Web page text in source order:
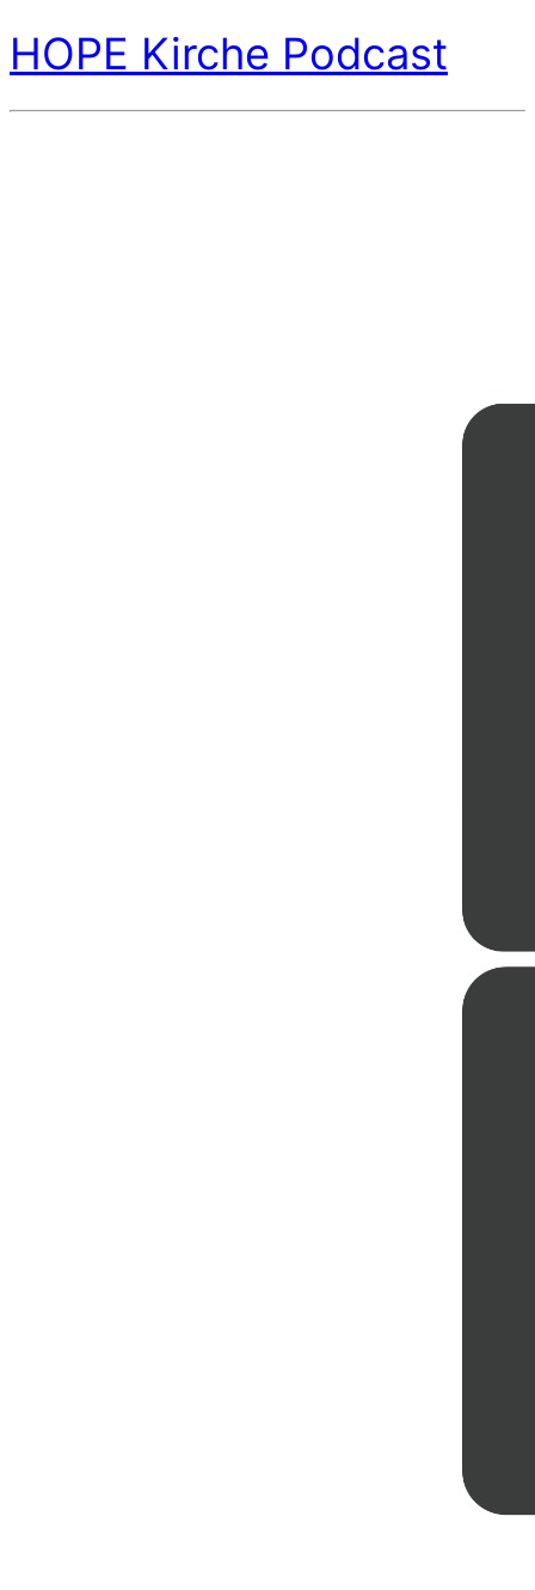
HOPE Kirche Podcast